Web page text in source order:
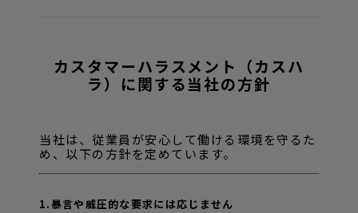
カスタマーハラスメント（カスハ
ラ）に関する当社の方針
当社は、従業員が安心して働ける環境を守るた
め、以下の方針を定めています。
1.暴言や威圧的な要求には応じません